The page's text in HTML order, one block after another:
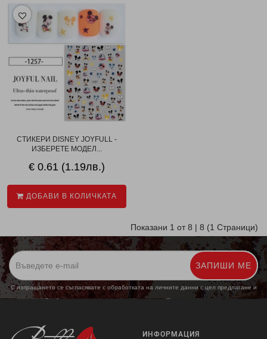
СТИКЕРИ DISNEY JOYFULL -
ИЗБЕРЕТЕ МОДЕЛ...
€ 0.61 (1.19лв.)
ДОБАВИ В КОЛИЧКАТА
Показани 1 от 8 | 8 (1 Страници)
ЗАПИШИ МЕ
С изпращането се съгласявате с обработката на личните данни с цел предлагане и
обработка на маркетингови предложения. Повече информация
ИНФОРМАЦИЯ